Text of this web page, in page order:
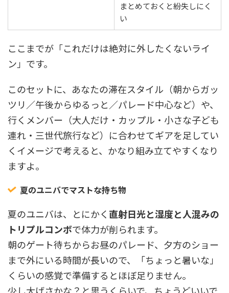
まとめておくと紛失しにく
い
ここまでが「これだけは絶対に外したくないライ
ン」です。
このセットに、あなたの滞在スタイル（朝からガッ
ツリ／午後からゆるっと／パレード中心など）や、
行くメンバー（大人だけ・カップル・小さな子ども
連れ・三世代旅行など）に合わせてギアを足してい
くイメージで考えると、かなり組み立てやすくなり
ますよ。
夏のユニバでマストな持ち物
夏のユニバは、とにかく 直射日光と湿度と人混みの
トリプルコンボで体力が削られます。
朝のゲート待ちからお昼のパレード、夕方のショー
まで外にいる時間が長いので、「ちょっと暑いな」
くらいの感覚で準備するとほぼ足りません。